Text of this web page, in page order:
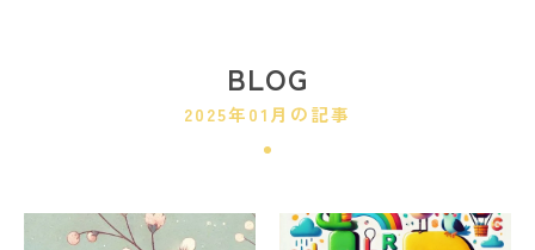
BLOG
2025年01月の記事